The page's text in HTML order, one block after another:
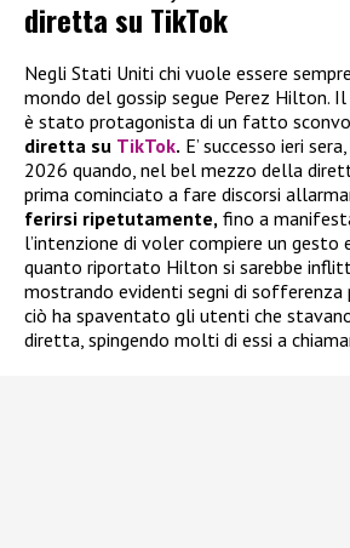
diretta su TikTok
Negli Stati Uniti chi vuole essere
mondo del gossip segue Perez Hilton.
è stato protagonista di un fatto
diretta su TikTok. E’ successo ieri
2026 quando, nel bel mezzo della
prima cominciato a fare discorsi
ferirsi ripetutamente, fino a
l’intenzione di voler compiere un gesto
quanto riportato Hilton si sarebbe
mostrando evidenti segni di sofferenza
ciò ha spaventato gli utenti che
diretta, spingendo molti di essi a